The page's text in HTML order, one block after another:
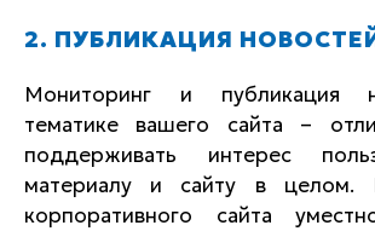
2. ПУБЛИКАЦИЯ
Мониторинг и публикация
тематике вашего сайта –
поддерживать интерес
материалу и сайту в целом.
корпоративного сайта